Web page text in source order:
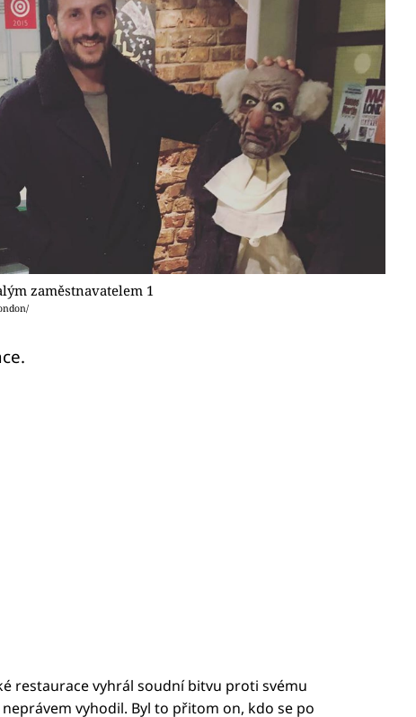
zaměstnavatelem 1
restaurace vyhrál soudní bitvu proti svému
vyhodil. Byl to přitom on, kdo se po